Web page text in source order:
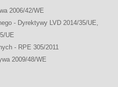
2006/42/WE
- Dyrektywy LVD 2014/35/UE,
UE
- RPE 305/2011
2009/48/WE